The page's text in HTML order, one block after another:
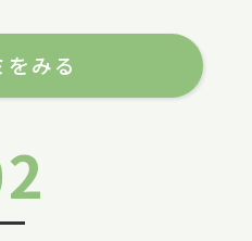
をみる